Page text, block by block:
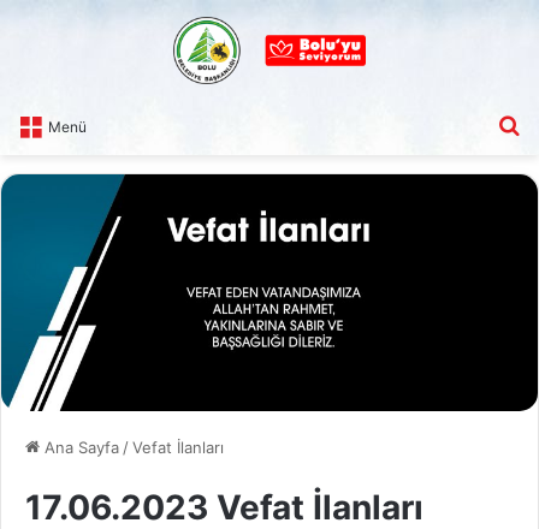
Menü
Ana Sayfa /Vefat İlanları
17.06.2023 Vefat İlanları